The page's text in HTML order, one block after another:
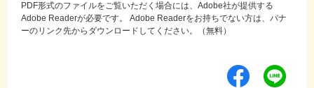
PDF形式のファイルをご覧いただく場合には、Adobe社が提供する
Adobe Readerが必要です。
Adobe Readerをお持ちでない方は、バナ
ーのリンク先からダウンロードしてください。（無料）